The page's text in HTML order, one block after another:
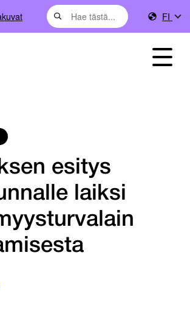
FI
esitys
laiksi